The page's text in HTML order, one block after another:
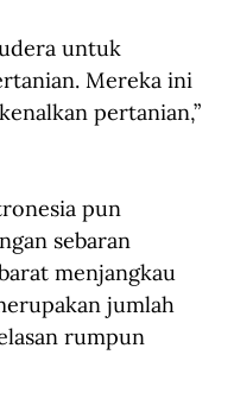
untuk
Mereka ini
pertanian,”
pun
sebaran
menjangkau
jumlah
rumpun